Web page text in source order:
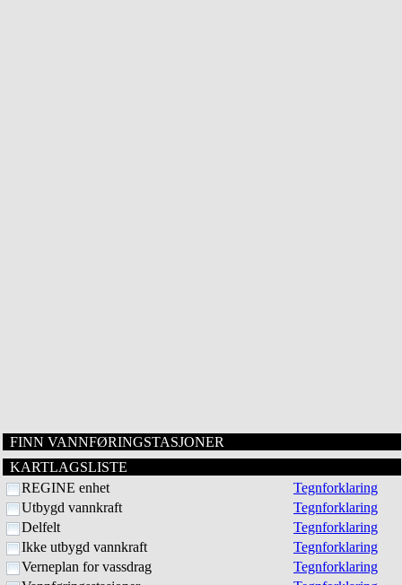
KARTLAGSLISTE
REGINE enhet
Tegnforklaring
Utbygd vannkraft
Tegnforklaring
Delfelt
Tegnforklaring
Ikke utbygd vannkraft
Tegnforklaring
Verneplan for vassdrag
Tegnforklaring
FINN VANNFØRINGSTASJONER